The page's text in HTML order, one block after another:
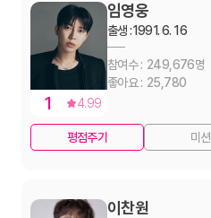
1 4.99
임영웅
출생 :1991. 6. 16
249,676
25,780
평점주기 미션
이찬원